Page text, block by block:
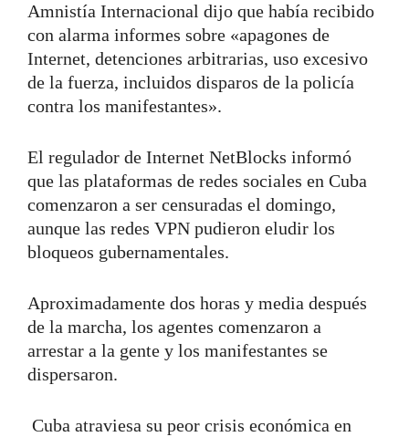
Amnistía Internacional dijo que había recibido
con alarma informes sobre «apagones de
Internet, detenciones arbitrarias, uso excesivo
de la fuerza, incluidos disparos de la policía
contra los manifestantes».
El regulador de Internet NetBlocks informó
que las plataformas de redes sociales en Cuba
comenzaron a ser censuradas el domingo,
aunque las redes VPN pudieron eludir los
bloqueos gubernamentales.
Aproximadamente dos horas y media después
de la marcha, los agentes comenzaron a
arrestar a la gente y los manifestantes se
dispersaron.
Cuba atraviesa su peor crisis económica en